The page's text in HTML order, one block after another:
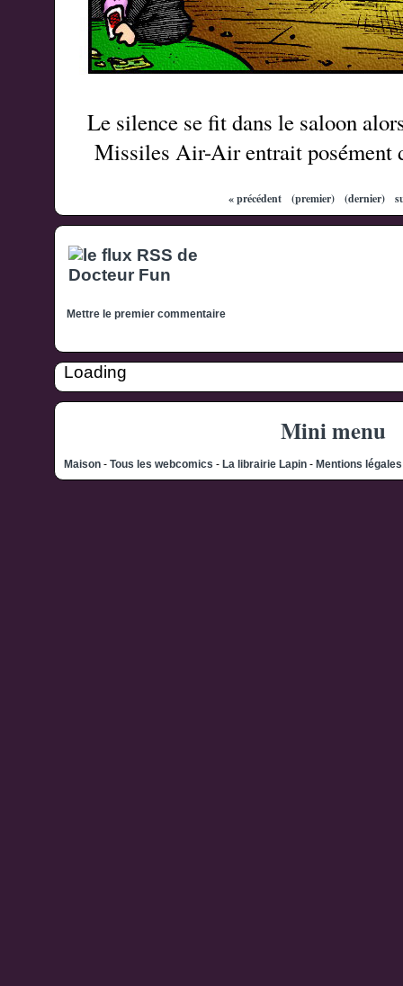
Le silence se fit dans le saloon
Missiles Air-Air entrait posément
« précédent (premier) (dernier)
Mettre le premier commentaire
Loading
Mini menu
Maison - Tous les webcomics - La librairie Lapin - Mentions